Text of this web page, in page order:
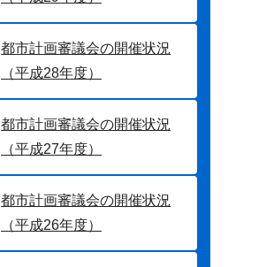
都市計画審議会の開催状況
（平成28年度）
都市計画審議会の開催状況
（平成27年度）
都市計画審議会の開催状況
（平成26年度）